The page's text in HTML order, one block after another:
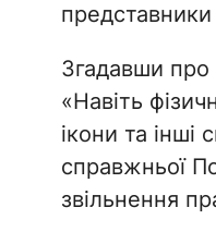
Згадавши
«Навіть
ікони та
справжньої
звільнення